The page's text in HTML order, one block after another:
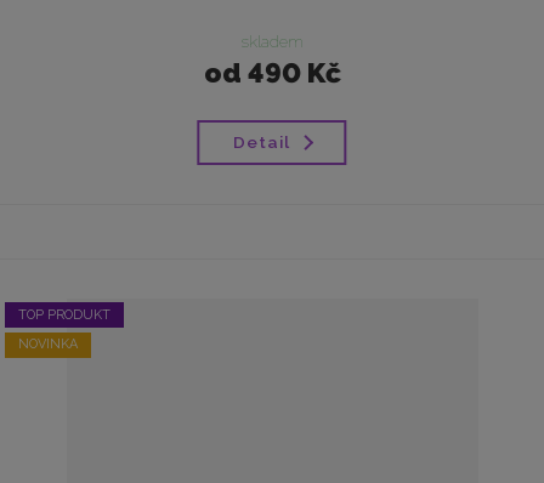
skladem
od 490 Kč
Detail
TOP PRODUKT
NOVINKA